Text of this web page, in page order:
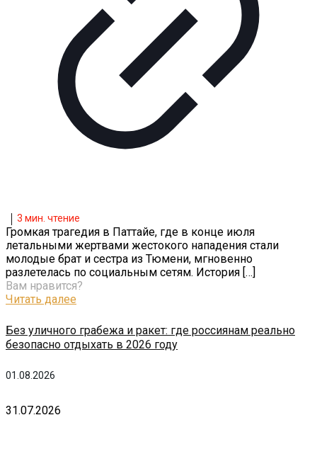
01.08.2026
Без уличного грабежа и ракет: где россиянам реально
безопасно отдыхать в 2026 году
3 мин. чтение
Громкая трагедия в Паттайе, где в конце июля
летальными жертвами жестокого нападения стали
молодые брат и сестра из Тюмени, мгновенно
разлетелась по социальным сетям. История […]
Вам нравится?
Читать далее
31.07.2026